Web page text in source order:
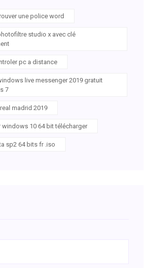
une police word
studio x avec clé
pc a distance
live messenger 2019 gratuit
7
madrid 2019
10 64 bit télécharger
sp2 64 bits fr .iso